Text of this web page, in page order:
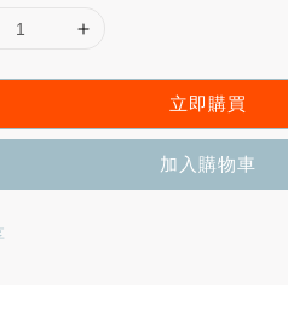
立即購買
加入購物車